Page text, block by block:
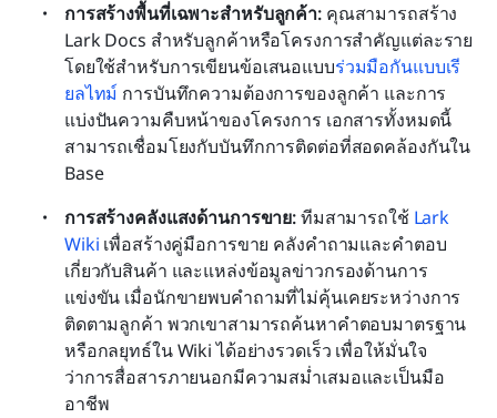
การสร้างพื้นที่เฉพาะสำหรับลูกค้า: คุณสามารถสร้าง
Lark Docs สำหรับลูกค้าหรือโครงการสำคัญแต่ละราย
โดยใช้สำหรับการเขียนข้อเสนอแบบร่วมมือกันแบบเรี
ยลไทม์ การบันทึกความต้องการของลูกค้า และการ
แบ่งปันความคืบหน้าของโครงการ เอกสารทั้งหมดนี้
สามารถเชื่อมโยงกับบันทึกการติดต่อที่สอดคล้องกันใน
Base
การสร้างคลังแสงด้านการขาย: ทีมสามารถใช้ Lark
Wiki เพื่อสร้างคู่มือการขาย คลังคำถามและคำตอบ
เกี่ยวกับสินค้า และแหล่งข้อมูลข่าวกรองด้านการ
แข่งขัน เมื่อนักขายพบคำถามที่ไม่คุ้นเคยระหว่างการ
ติดตามลูกค้า พวกเขาสามารถค้นหาคำตอบมาตรฐาน
หรือกลยุทธ์ใน Wiki ได้อย่างรวดเร็ว เพื่อให้มั่นใจ
ว่าการสื่อสารภายนอกมีความสม่ำเสมอและเป็นมือ
อาชีพ